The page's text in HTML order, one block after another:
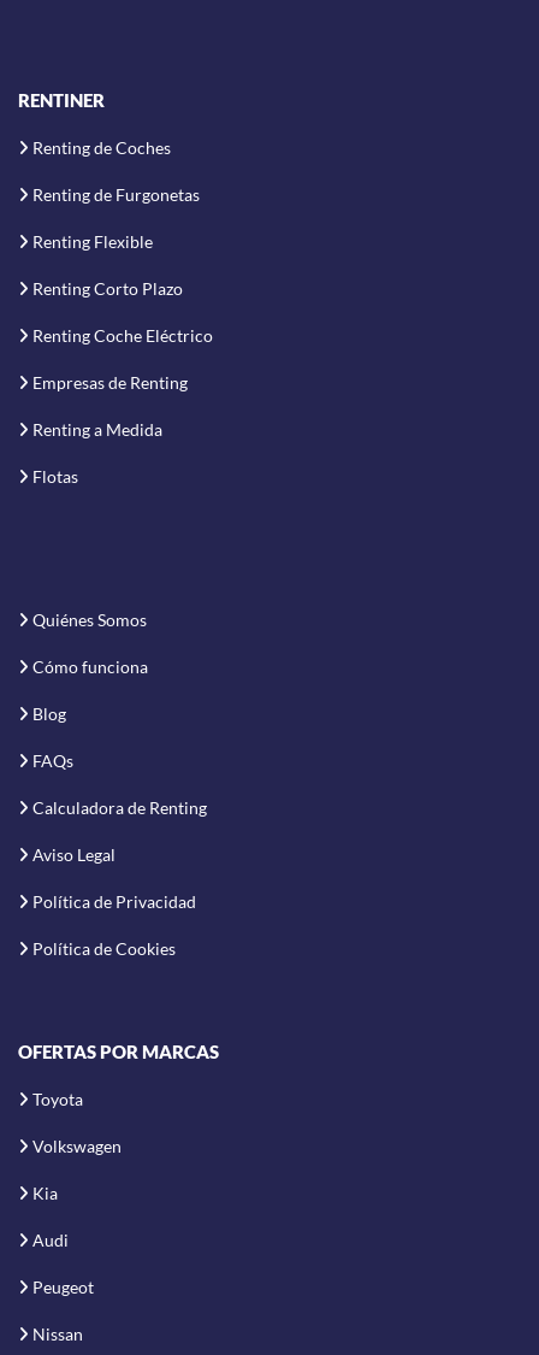
RENTINER
Renting de Coches
Renting de Furgonetas
Renting Flexible
Renting Corto Plazo
Renting Coche Eléctrico
Empresas de Renting
Renting a Medida
Flotas
Quiénes Somos
Cómo funciona
Blog
FAQs
Calculadora de Renting
Aviso Legal
Política de Privacidad
Política de Cookies
OFERTAS POR MARCAS
Toyota
Volkswagen
Kia
Audi
Peugeot
Nissan